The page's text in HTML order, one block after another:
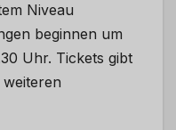
Niveau
beginnen um
Uhr. Tickets gibt